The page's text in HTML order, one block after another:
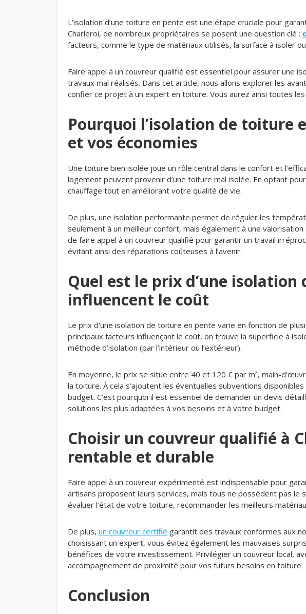
L’isolation d’une toiture en pente est une étape cruciale pour
Charleroi, de nombreux propriétaires se posent une question clé :
facteurs, comme le type de matériaux utilisés, la surface à isoler
Faire appel à un couvreur qualifié est essentiel pour assurer une
travaux mal réalisés. Dans cet article, nous allons explorer les
confier ce projet à un expert en toiture. Vous aurez ainsi toutes
Pourquoi l’isolation de toiture
et vos économies
Une toiture bien isolée joue un rôle central dans le confort et
logement peuvent provenir d’une toiture mal isolée. En optant
chauffage tout en améliorant votre qualité de vie.
De plus, une isolation performante permet de réguler les
seulement à un meilleur confort, mais également à une
de faire appel à un couvreur qualifié pour garantir un travail
évitant ainsi des réparations coûteuses à l’avenir.
Quel est le prix d’une
influencent le coût
Le prix d’une isolation de toiture en pente varie en fonction de
principaux facteurs influençant le coût, on trouve la superficie à
méthode d’isolation (par l’intérieur ou l’extérieur).
En moyenne, le prix se situe entre 40 et 120 € par m², main-
la toiture. À cela s’ajoutent les éventuelles subventions
budget. C’est pourquoi il est essentiel de demander un devis
solutions les plus adaptées à vos besoins et à votre budget.
Choisir un couvreur qualifié à
rentable et durable
Faire appel à un couvreur expérimenté est indispensable pour
artisans proposent leurs services, mais tous ne possèdent pas le
évaluer l’état de votre toiture, recommander les meilleurs
De plus, un couvreur certifié garantit des travaux conformes aux
choisissant un expert, vous évitez également les mauvaises
bénéfices de votre investissement. Privilégier un couvreur local,
accompagnement de proximité pour vos futurs besoins en toiture.
Conclusion